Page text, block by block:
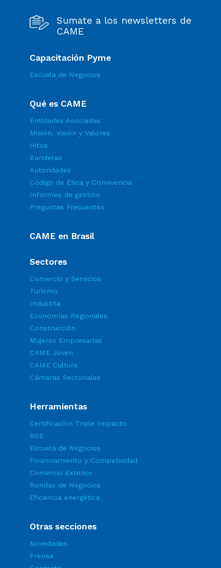
Sumate a los newsletters de
CAME
Capacitación Pyme
Escuela de Negocios
Qué es CAME
Entidades Asociadas
Misión, Visión y Valores
Hitos
Banderas
Autoridades
Código de Ética y Convivencia
Informes de gestión
Preguntas Frecuentes
CAME en Brasil
Sectores
Comercio y Servicios
Turismo
Industria
Economías Regionales
Construcción
Mujeres Empresarias
CAME Joven
CAME Cultura
Cámaras Sectoriales
Herramientas
Certificación Triple Impacto
RSE
Escuela de Negocios
Financiamiento y Competividad
Comercio Exterior
Rondas de Negocios
Eficiencia energética
Otras secciones
Novedades
Prensa